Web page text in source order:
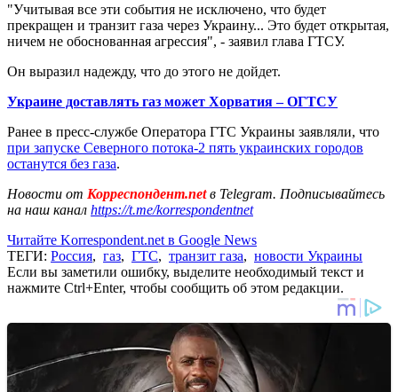
"Учитывая все эти события не исключено, что будет
прекращен и транзит газа через Украину... Это будет открытая,
ничем не обоснованная агрессия", - заявил глава ГТСУ.
Он выразил надежду, что до этого не дойдет.
Украине доставлять газ может Хорватия – ОГТСУ
Ранее в пресс-службе Оператора ГТС Украины заявляли, что
при запуске Северного потока-2 пять украинских городов
останутся без газа.
Новости от Корреспондент.netв Telegram. Подписывайтесь
на наш канал https://t.me/korrespondentnet
Читайте Korrespondent.net в Google News
ТЕГИ: Россия, газ, ГТС, транзит газа, новости Украины
Если вы заметили ошибку, выделите необходимый текст и
нажмите Ctrl+Enter, чтобы сообщить об этом редакции.